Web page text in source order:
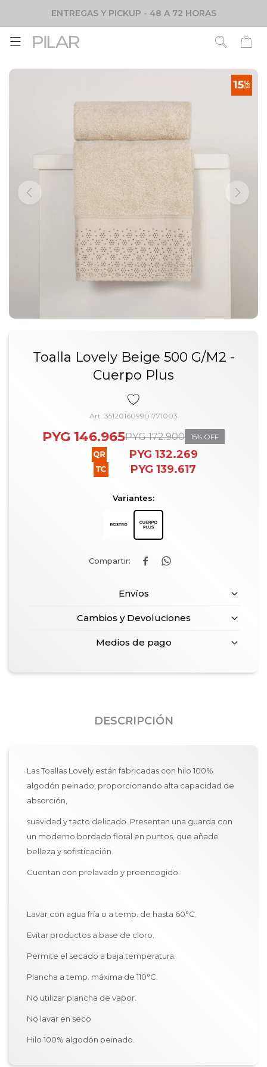
ENTREGAS Y PICKUP - 48 A 72 HORAS

Toalla Lovely Beige 500 G/M2 -
Cuerpo Plus
351201609901771003
PYG 146.965PYG 172.900 15
PYG 132.269
PYG 139.617
Variantes:
 
Envíos
Cambios y Devoluciones
Medios de pago
DESCRIPCIÓN
Las Toallas Lovely están fabricadas con hilo 100%
algodón peinado, proporcionando alta capacidad de
absorción,
suavidad y tacto delicado. Presentan una guarda con
un moderno bordado floral en puntos, que añade
belleza y sofisticación.
Cuentan con prelavado y preencogido.
Lavar con agua fría o a temp. de hasta 60°C.
Evitar productos a base de cloro.
Permite el secado a baja temperatura.
Plancha a temp. máxima de 110°C.
No utilizar plancha de vapor.
No lavar en seco
Hilo 100% algodón peinado.